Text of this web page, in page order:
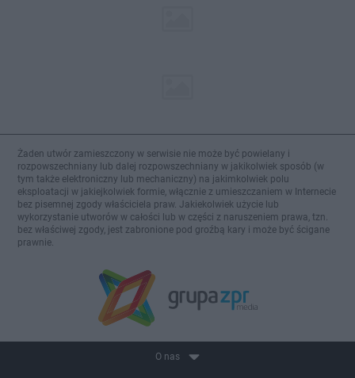
Żaden utwór zamieszczony w serwisie nie może być powielany i
rozpowszechniany lub dalej rozpowszechniany w jakikolwiek sposób (w
tym także elektroniczny lub mechaniczny) na jakimkolwiek polu
eksploatacji w jakiejkolwiek formie, włącznie z umieszczaniem w Internecie
bez pisemnej zgody właściciela praw. Jakiekolwiek użycie lub
wykorzystanie utworów w całości lub w części z naruszeniem prawa, tzn.
bez właściwej zgody, jest zabronione pod groźbą kary i może być ścigane
prawnie.
O nas